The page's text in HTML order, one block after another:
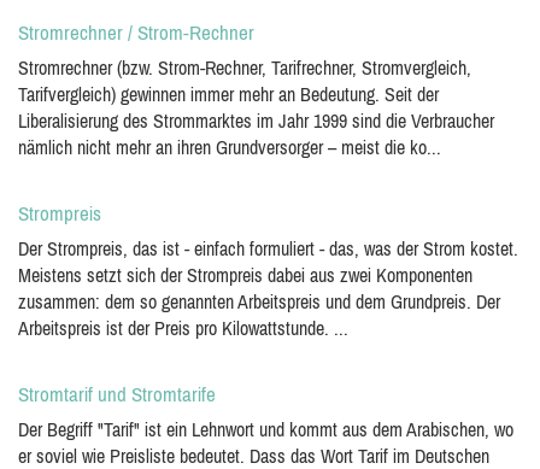
Stromrechner / Strom-Rechner
Stromrechner (bzw. Strom-Rechner, Tarifrechner, Stromvergleich,
Tarifvergleich) gewinnen immer mehr an Bedeutung. Seit der
Liberalisierung des Strommarktes im Jahr 1999 sind die Verbraucher
nämlich nicht mehr an ihren Grundversorger – meist die ko...
Strompreis
Der Strompreis, das ist - einfach formuliert - das, was der Strom kostet.
Meistens setzt sich der Strompreis dabei aus zwei Komponenten
zusammen: dem so genannten Arbeitspreis und dem Grundpreis. Der
Arbeitspreis ist der Preis pro Kilowattstunde. ...
Stromtarif und Stromtarife
Der Begriff "Tarif" ist ein Lehnwort und kommt aus dem Arabischen, wo
er soviel wie Preisliste bedeutet. Dass das Wort Tarif im Deutschen